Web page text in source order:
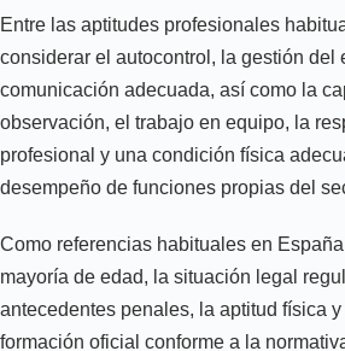
Entre las aptitudes profesionales
considerar el autocontrol, la gestión del
comunicación adecuada, así como la
observación, el trabajo en equipo, la
profesional y una condición física
desempeño de funciones propias del
Como referencias habituales en
mayoría de edad, la situación legal
antecedentes penales, la aptitud física
formación oficial conforme a la